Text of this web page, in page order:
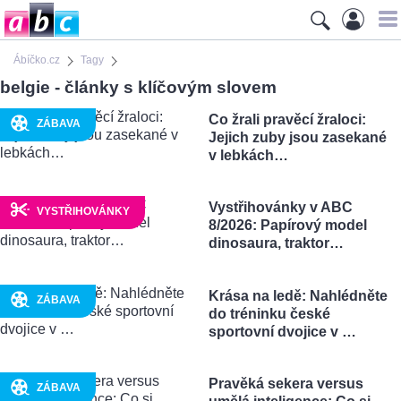
Ábíčko.cz Tagy
belgie - články s klíčovým slovem
ZÁBAVA
Co žrali pravěcí žraloci:
Jejich zuby jsou zasekané
v lebkách…
VYSTŘIHOVÁNKY
Vystřihovánky v ABC
8/2026: Papírový model
dinosaura, traktor…
ZÁBAVA
Krása na ledě: Nahlédněte
do tréninku české
sportovní dvojice v …
ZÁBAVA
Pravěká sekera versus